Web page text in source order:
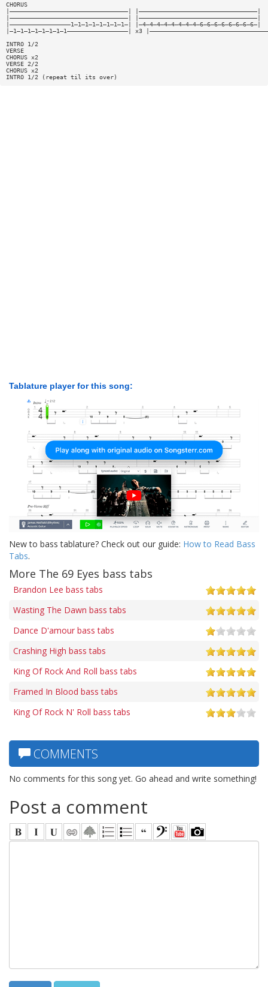
CHORUS
|—————————————————————————————————| |—————————————————————————————————|
|—————————————————————————————————| |—————————————————————————————————|
|—————————————————1—1—1—1—1—1—1—1—| |—4—4—4—4—4—4—4—4—6—6—6—6—6—6—6—6—|
|—1—1—1—1—1—1—1—1—————————————————| x3
INTRO 1/2
VERSE
CHORUS x2
VERSE 2/2
CHORUS x2
INTRO 1/2 (repeat til its over)
Tablature player for this song:
New to bass tablature? Check out our guide: How to Read Bass
Tabs.
More The 69 Eyes bass tabs
Brandon Lee bass tabs
Wasting The Dawn bass tabs
Dance D'amour bass tabs
Crashing High bass tabs
King Of Rock And Roll bass tabs
Framed In Blood bass tabs
King Of Rock N' Roll bass tabs
COMMENTS
No comments for this song yet. Go ahead and write something!
Post a comment